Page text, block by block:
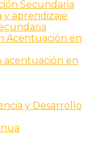
Secundaria
y aprendizaje
Acentuación en
acentuación en
y Desarrollo